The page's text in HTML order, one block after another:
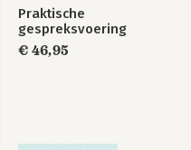
Bekijk alle boeken
Praktische
gespreksvoering
€ 46,95